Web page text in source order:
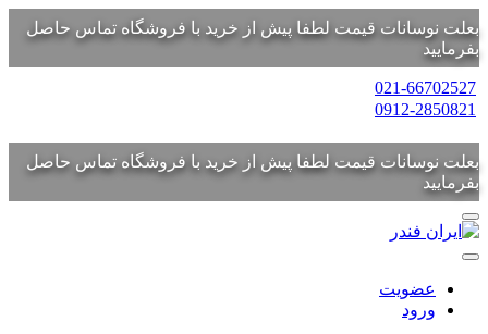
بعلت نوسانات قیمت لطفا پیش از خرید با فروشگاه تماس حاصل
بفرمایید
021-66702527
0912-2850821
بعلت نوسانات قیمت لطفا پیش از خرید با فروشگاه تماس حاصل
بفرمایید
عضویت
ورود